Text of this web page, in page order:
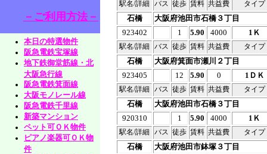
駅名/詳細 バス 徒歩 賃料 共益費 タイプ
石橋
大阪府池田市石橋３丁目
923402
1 5.90 4000 1Ｋ
駅名/詳細 バス 徒歩 賃料 共益費 タイプ
石橋
大阪府箕面市瀬川２丁目
923405
12 5.90 0 1ＤＫ
駅名/詳細 バス 徒歩 賃料 共益費 タイプ
石橋
大阪府池田市石橋３丁目
920310
1 5.90 4000 1Ｋ
駅名/詳細 バス 徒歩 賃料 共益費 タイプ
石橋
大阪府池田市鉢塚３丁目
－ご利用方法－
本日の特選物件
阪急電鉄宝塚線
地下鉄御堂筋線・北
大阪急行線
阪急電鉄箕面線
大阪モノレール線
阪急電鉄千里線
新築マンション
ペット可ＯＫ物件
ピアノ楽器可ＯＫ物
件